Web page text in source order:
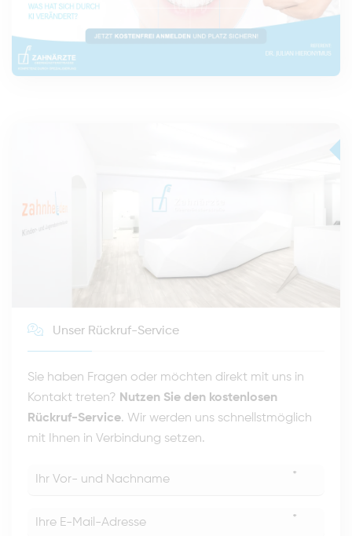
Unser Rückruf-Service
Sie haben Fragen oder möchten direkt mit uns in
Kontakt treten? Nutzen Sie den kostenlosen
Rückruf-Service. Wir werden uns schnellstmöglich
mit Ihnen in Verbindung setzen.
*
*